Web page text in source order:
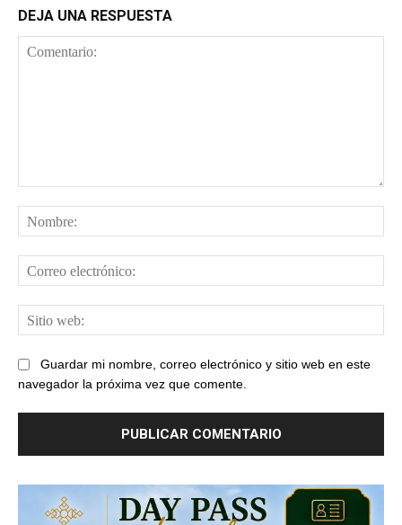
DEJA UNA RESPUESTA
Guardar mi nombre, correo electrónico y sitio web en este
navegador la próxima vez que comente.